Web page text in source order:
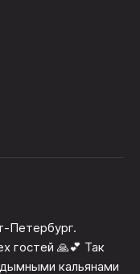
Петербург.
гостей 🙏💕 Так
кальянами